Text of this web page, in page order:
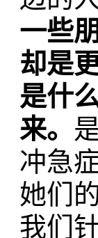
一些
却是
是什
来。
冲急
她们
我们